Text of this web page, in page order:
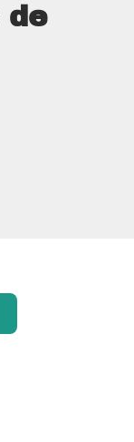
de